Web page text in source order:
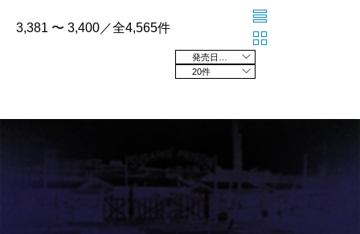
3,381 〜 3,400／全4,565件
20件